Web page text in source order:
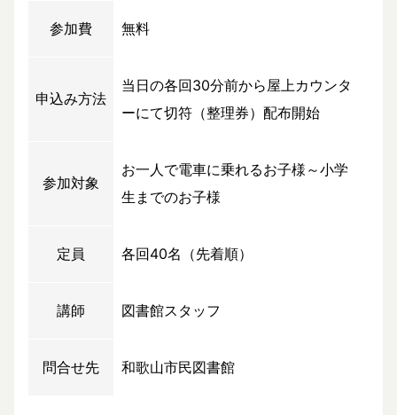
参加費 無料
申込み方法
当日の各回30分前から屋上カウンタ
ーにて切符（整理券）配布開始
参加対象
お一人で電車に乗れるお子様～小学
生までのお子様
定員 各回40名（先着順）
講師 図書館スタッフ
問合せ先 和歌山市民図書館